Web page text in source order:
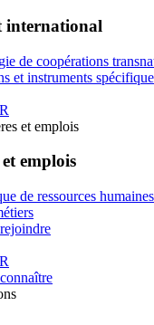
international
de coopérations
et instruments
et emplois
emplois
de ressources humaines